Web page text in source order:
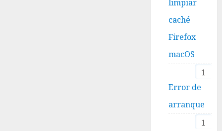
limpiar
caché
Firefox
macOS
1
Error de
arranque
1